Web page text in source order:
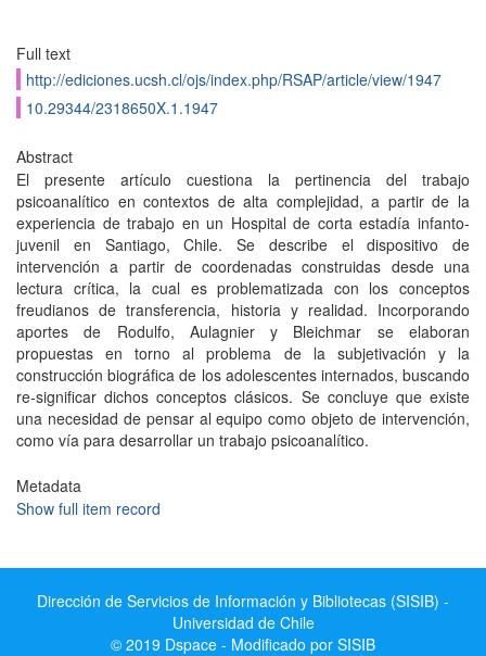
Full text
http://ediciones.ucsh.cl/ojs/index.php/RSAP/article/view/1947
10.29344/2318650X.1.1947
Abstract
El presente artí­culo cuestiona la pertinencia del trabajo
psicoanalí­tico en contextos de alta complejidad, a partir de la
experiencia de trabajo en un Hospital de corta estadí­a infanto-
juvenil en Santiago, Chile. Se describe el dispositivo de
intervención a partir de coordenadas construidas desde una
lectura crí­tica, la cual es problematizada con los conceptos
freudianos de transferencia, historia y realidad. Incorporando
aportes de Rodulfo, Aulagnier y Bleichmar se elaboran
propuestas en torno al problema de la subjetivación y la
construcción biográfica de los adolescentes internados, buscando
re-significar dichos conceptos clásicos. Se concluye que existe
una necesidad de pensar al equipo como objeto de intervención,
como ví­a para desarrollar un trabajo psicoanalí­tico.
Metadata
Show full item record
Dirección de Servicios de Información y Bibliotecas (SISIB) -
Universidad de Chile
© 2019 Dspace - Modificado por SISIB